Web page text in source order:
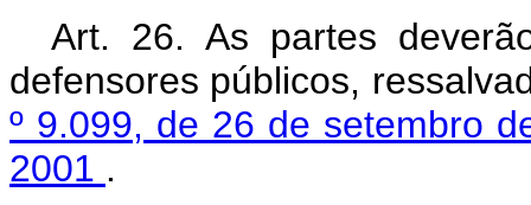
Art. 26. As partes
defensores públicos,
º 9.099, de 26 de setembro
2001 .